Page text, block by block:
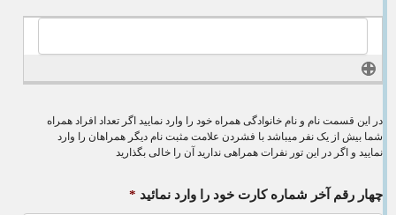
در این قسمت نام و نام خانوادگی همراه خود را وارد نمایید اگر تعداد افراد همراه
شما بیش از یک نفر میباشد با فشردن علامت مثبت نام دیگر همراهان را وارد
نمایید و اگر در این تور نفرات همراهی ندارید آن را خالی بگذارید
چهار رقم آخر شماره کارت خود را وارد نمائید *